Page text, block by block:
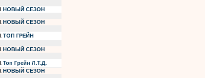
НОВЫЙ СЕЗОН
НОВЫЙ СЕЗОН
ТОП ГРЕЙН
НОВЫЙ СЕЗОН
Топ Грейн Л.Т.Д.
НОВЫЙ СЕЗОН